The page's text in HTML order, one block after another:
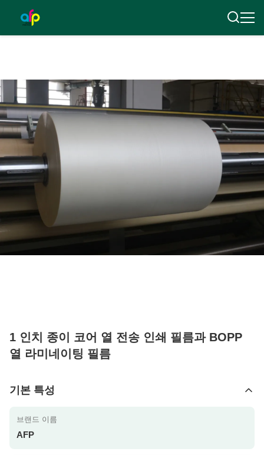
1 인치 종이 코어 열 전송 인쇄 필름과 BOPP
열 라미네이팅 필름
기본 특성
브랜드 이름
AFP